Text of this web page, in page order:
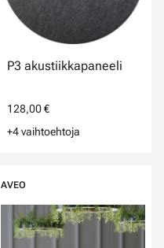
P3 akustiikkapaneeli
128,00 €
+4 vaihtoehtoja
AVEO